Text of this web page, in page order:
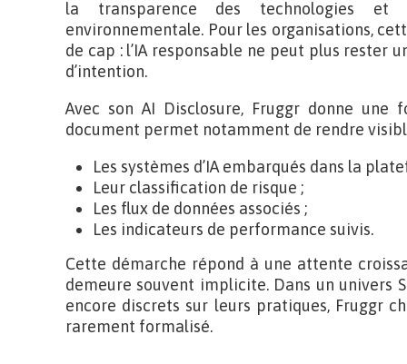
la transparence des technologies
environnementale. Pour les organisations,
de cap : l’IA responsable ne peut plus rester
d’intention.
Avec son AI Disclosure, Fruggr donne
document permet notamment de rendre
Les systèmes d’IA embarqués dans la
Leur classification de risque ;
Les flux de données associés ;
Les indicateurs de performance suivis.
Cette démarche répond à une attente
demeure souvent implicite. Dans un univers
encore discrets sur leurs pratiques, Fruggr
rarement formalisé.